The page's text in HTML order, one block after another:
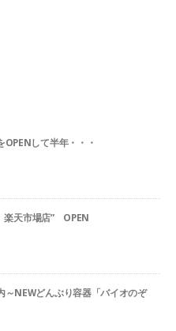
して半年・・・
楽天市場店” OPEN
～NEWどんぶり容器「バイオのぞ